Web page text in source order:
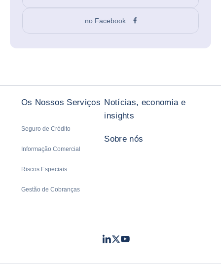
no Facebook
Os Nossos Serviços
Seguro de Crédito
Informação Comercial
Riscos Especiais
Gestão de Cobranças
Notícias, economia e
insights
Sobre nós
LinkedIn
TwitterYoutube